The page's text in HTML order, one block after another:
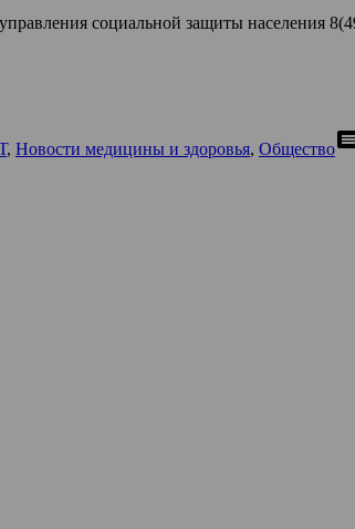
социальной защиты населения
, Новости медицины и здоровья, Обществоcomment